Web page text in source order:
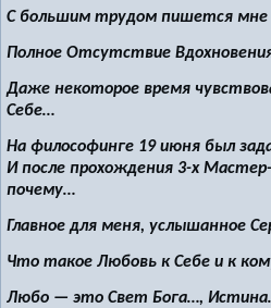
С большим трудом пишется мне
Полное Отсутствие
Даже некоторое время
Себе…
На философинге 19 июня был
И после прохождения 3-х
почему…
Главное для меня, услышанное
Что такое Любовь к Себе и к
Любо — это Свет Бога…,